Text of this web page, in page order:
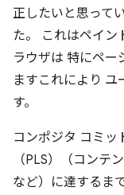
正したいと思って
た。 これはペイン
ラウザは 特にペー
ますこれにより ユ
す。
コンポジタ コミッ
（PLS）（コンテ
など）に達するま